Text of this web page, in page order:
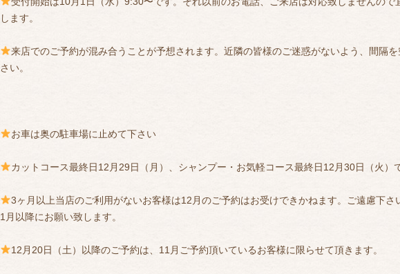
します。
来店でのご予約が混み合うことが予想されます。近隣の皆様のご迷惑がないよう、間隔
さい。
お車は奥の駐車場に止めて下さい
カットコース最終日12月29日（月）、シャンプー・お気軽コース最終日12月30日（火）
3ヶ月以上当店のご利用がないお客様は12月のご予約はお受けできかねます。ご遠慮下さ
1月以降にお願い致します。
12月20日（土）以降のご予約は、11月ご予約頂いているお客様に限らせて頂きます。